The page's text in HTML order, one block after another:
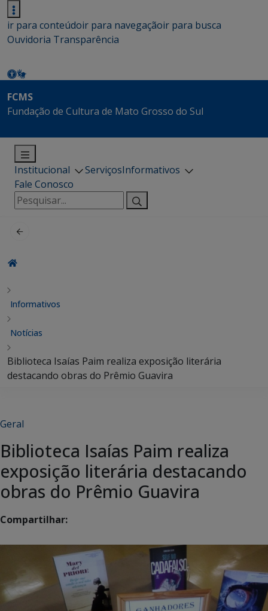
ir para conteúdoir para navegaçãoir para busca
Ouvidoria Transparência
FCMS
Fundação de Cultura de Mato Grosso do Sul
Institucional ServiçosInformativos
Fale Conosco
Pesquisar
por:
Informativos
Notícias
Biblioteca Isaías Paim realiza exposição literária
destacando obras do Prêmio Guavira
Geral
Biblioteca Isaías Paim realiza
exposição literária destacando
obras do Prêmio Guavira
Compartilhar: